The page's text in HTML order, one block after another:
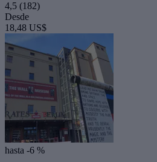
4,5 (182)
Desde
18,48 US$
hasta -6 %